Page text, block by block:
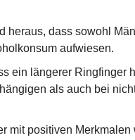
heraus, dass sowohl
aufwiesen.
ein längerer Ringfinger
als auch bei
mit positiven Merkmalen